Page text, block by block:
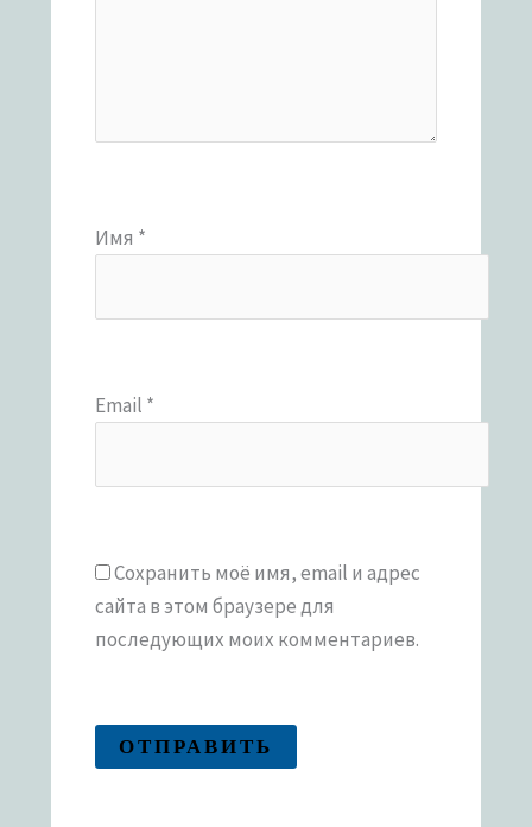
Имя *
Email *
Сохранить моё имя, email и адрес
сайта в этом браузере для
последующих моих комментариев.